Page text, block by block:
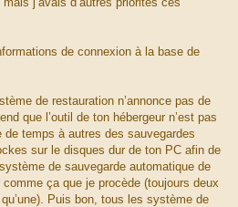
de connexion à la base de
de restauration n’annonce pas de
que l’outil de ton hébergeur n’est pas
de temps à autres des sauvegardes
sur le disques dur de ton PC afin de
de sauvegarde automatique de
ça que je procède (toujours deux
Puis bon, tous les système de